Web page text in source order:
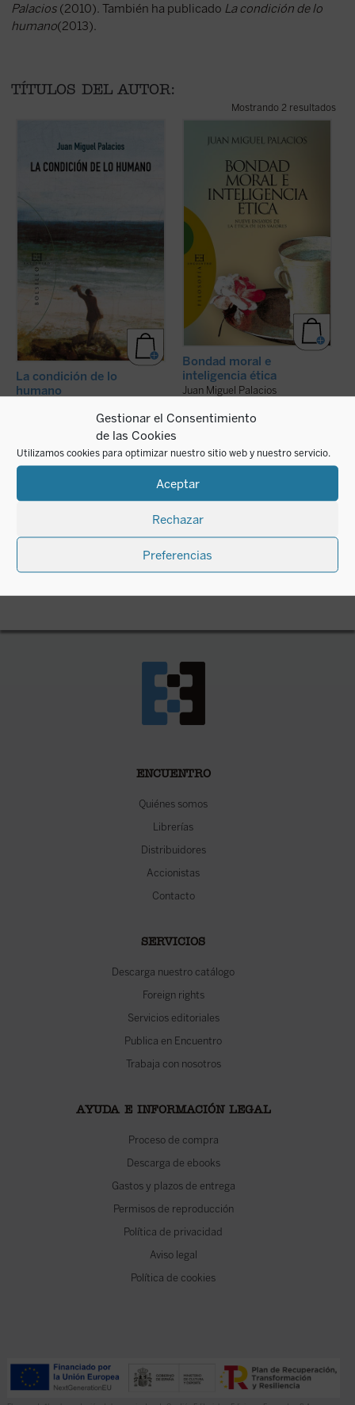
Gestionar el Consentimiento
de las Cookies
Utilizamos cookies para optimizar nuestro sitio web y nuestro servicio.
Aceptar
Rechazar
Preferencias
Palacios(2010). También ha publicado La condición de lo
humano(2013).
TÍTULOS DEL AUTOR:
Mostrando 2 resultados
finito que, al tener experiencia de su
finitud, se asoma de algún modo a lo
infinito.
Esta peculiar forma de finitud es la que se
La condición de lo
humano
disponible en ebook:
de los valores y la ética fundada en ellos
habla tan sólo de valores bursátiles.
Ahora también los pedagogos ensayan
(ver ficha)
Bondad moral e
inteligencia ética
Juan Miguel Palacios
18,00€ IVA incluido
ENCUENTRO
Quiénes somos
Librerías
Distribuidores
Accionistas
Contacto
SERVICIOS
Descarga nuestro catálogo
Foreign rights
Servicios editoriales
Publica en Encuentro
Trabaja con nosotros
AYUDA E INFORMACIÓN LEGAL
Proceso de compra
Descarga de ebooks
Gastos y plazos de entrega
Permisos de reproducción
Política de privacidad
Aviso legal
Política de cookies